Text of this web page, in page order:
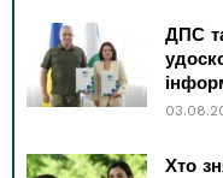
ДПС
Хто